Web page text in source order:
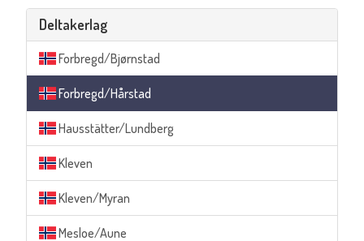
Deltakerlag
Forbregd/Bjørnstad
Forbregd/Hårstad
Hausstätter/Lundberg
Kleven
Kleven/Myran
Mesloe/Aune